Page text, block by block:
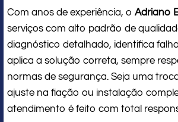
Com anos de experiência, o Adriano
serviços com alto padrão de
diagnóstico detalhado, identifica
aplica a solução correta, sempre
normas de segurança. Seja uma
ajuste na fiação ou instalação
atendimento é feito com total